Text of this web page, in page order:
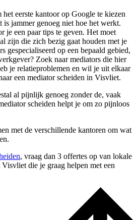
eerste kantoor op Google te kiezen
is jammer genoeg niet hoe het werkt.
je een paar tips te geven. Het moet
zijn die zich bezig gaat houden met je
gespecialiseerd op een bepaald gebied,
Zoek naar mediators die hier
je relatieproblemen en wil je uit elkaar
een mediator scheiden in Visvliet.
al pijnlijk genoeg zonder de, vaak
scheiden helpt je om zo pijnloos
met de verschillende kantoren om wat
, vraag dan 3 offertes op van lokale
die je graag helpen met een